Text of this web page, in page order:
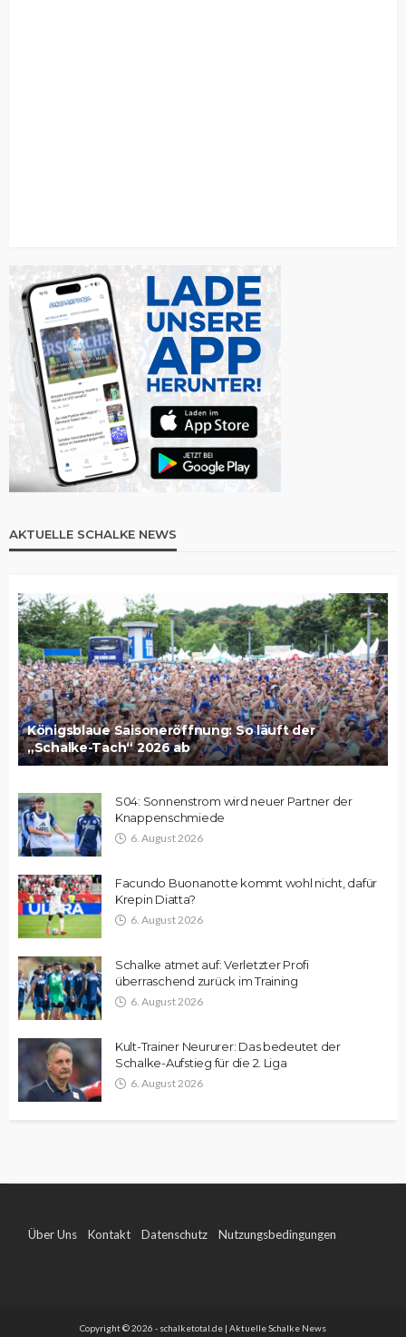
AKTUELLE SCHALKE NEWS
Königsblaue Saisoneröffnung: So läuft der
„Schalke-Tach“ 2026 ab
S04: Sonnenstrom wird neuer Partner der
Knappenschmiede
6. August 2026
Facundo Buonanotte kommt wohl nicht, dafür
Krepin Diatta?
6. August 2026
Schalke atmet auf: Verletzter Profi
überraschend zurück im Training
6. August 2026
Kult-Trainer Neururer: Das bedeutet der
Schalke-Aufstieg für die 2. Liga
6. August 2026
Über Uns Kontakt Datenschutz Nutzungsbedingungen
Copyright © 2026 - schalketotal.de | Aktuelle Schalke News